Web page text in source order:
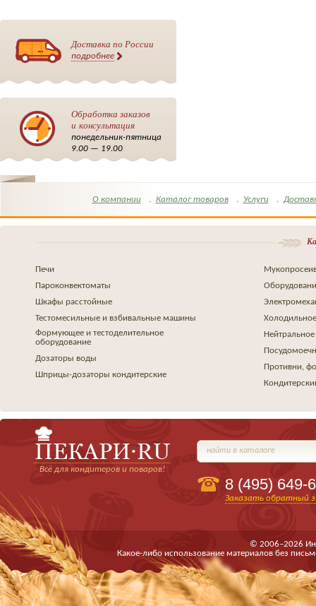
Доставка по России
подробнее
Обработка заказов
и консультация
понедельник-пятница
9.00 — 19.00
О компании Каталог товаров Услуги
Печи
Пароконвектоматы
Шкафы расстойные
Тестомесильные и взбивальные машины
Формующее и тестоделительное
оборудование
Дозаторы воды
Шприцы-дозаторы кондитерские
Противни,
Всё для кондитеров и поваров!
найти в каталоге
8 (495) 649-
Заказать обратный
© 2006–2026
Какое-либо использование материалов без